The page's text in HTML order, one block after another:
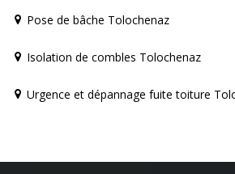
Pose de bâche Tolochenaz
Isolation de combles Tolochenaz
Urgence et dépannage fuite toiture